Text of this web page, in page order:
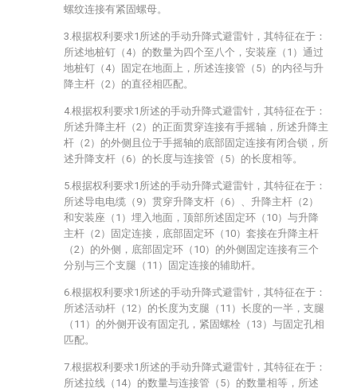
螺纹连接有紧固螺母。
3.根据权利要求1所述的手动升降式避雷针，其特征在于：
所述地桩钉（4）的数量为四个至八个，安装座（1）通过
地桩钉（4）固定在地面上，所述连接管（5）的内径与升
降主杆（2）的直径相匹配。
4.根据权利要求1所述的手动升降式避雷针，其特征在于：
所述升降主杆（2）的正面贯穿连接有手摇轴，所述升降主
杆（2）的外侧且位于手摇轴的底部固定连接有闭合锁，所
述升降支杆（6）的长度与连接管（5）的长度相等。
5.根据权利要求1所述的手动升降式避雷针，其特征在于：
所述导电电缆（9）贯穿升降支杆（6）、升降主杆（2）
和安装座（1）埋入地面，顶部所述固定环（10）与升降
主杆（2）固定连接，底部固定环（10）套接在升降主杆
（2）的外侧，底部固定环（10）的外侧固定连接有三个
分别与三个支腿（11）固定连接的辅助杆。
6.根据权利要求1所述的手动升降式避雷针，其特征在于：
所述活动杆（12）的长度为支腿（11）长度的一半，支腿
（11）的外侧开设有固定孔，紧固螺栓（13）与固定孔相
匹配。
7.根据权利要求1所述的手动升降式避雷针，其特征在于：
所述拉线（14）的数量与连接管（5）的数量相等，所述